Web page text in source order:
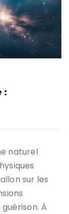
:
naturel
sur les
À